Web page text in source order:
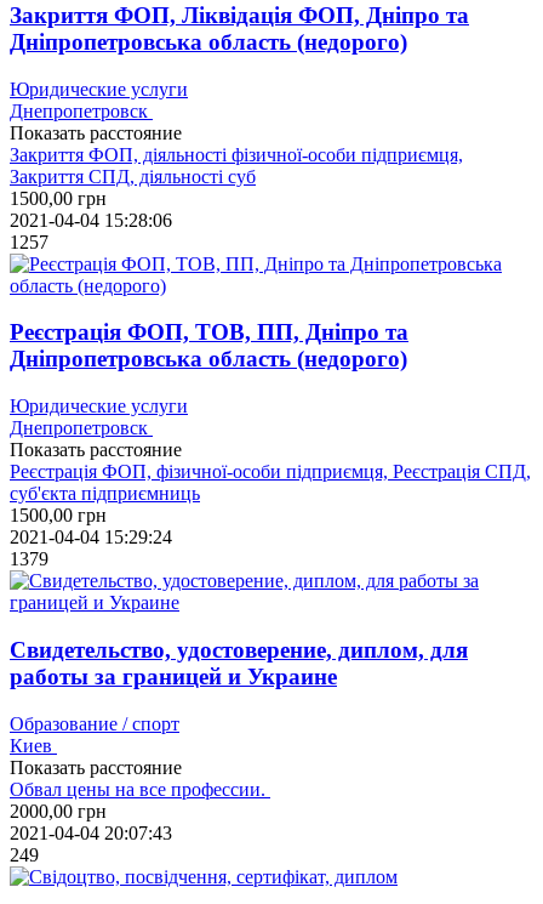
Закриття ФОП, Ліквідація ФОП, Дніпро та
Дніпропетровська область (недорого)
Юридические услуги
Днепропетровск
Показать расстояние
Закриття ФОП, діяльності фізичної-особи підприємця,
Закриття СПД, діяльності суб
1500,00 грн
2021-04-04 15:28:06
1257
Реєстрація ФОП, ТОВ, ПП, Дніпро та
Дніпропетровська область (недорого)
Юридические услуги
Днепропетровск
Показать расстояние
Реєстрація ФОП, фізичної-особи підприємця, Реєстрація СПД,
суб'єкта підприємниць
1500,00 грн
2021-04-04 15:29:24
1379
Свидетельство, удостоверение, диплом, для
работы за границей и Украине
Образование / спорт
Киев
Показать расстояние
Обвал цены на все профессии.
2000,00 грн
2021-04-04 20:07:43
249